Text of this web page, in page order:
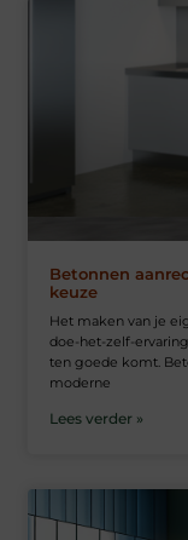
Betonnen
keuze
Het maken van je
doe-het-zelf-
ten goede komt.
moderne
Lees verder »